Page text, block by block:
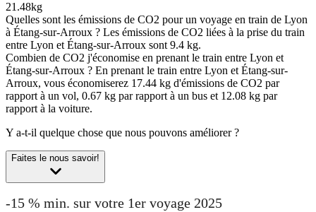
21.48kg
Quelles sont les émissions de CO2 pour un voyage en train de Lyon
à Étang-sur-Arroux ? Les émissions de CO2 liées à la prise du train
entre Lyon et Étang-sur-Arroux sont 9.4 kg.
Combien de CO2 j'économise en prenant le train entre Lyon et
Étang-sur-Arroux ? En prenant le train entre Lyon et Étang-sur-
Arroux, vous économiserez 17.44 kg d'émissions de CO2 par
rapport à un vol, 0.67 kg par rapport à un bus et 12.08 kg par
rapport à la voiture.
Y a-t-il quelque chose que nous pouvons améliorer ?
Faites le nous savoir!
-15 % min. sur votre 1er voyage 2025